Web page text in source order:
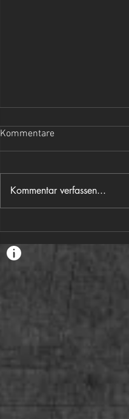
Kommentare
Kommentar verfassen...